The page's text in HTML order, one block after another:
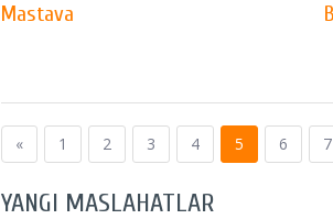
Mastava
« 1 2 3 4 5 6 7
YANGI MASLAHATLAR